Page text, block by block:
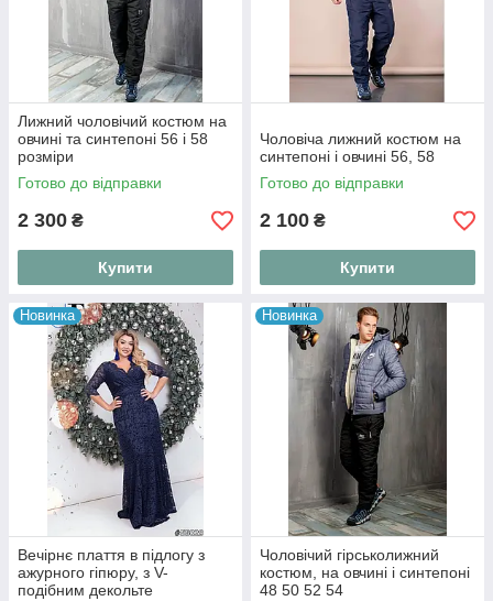
Лижний чоловічий костюм на
овчині та синтепоні 56 і 58
розміри
Готово до відправки
2 300 ₴
Купити
Чоловіча лижний костюм на
синтепоні і овчині 56, 58
Готово до відправки
2 100 ₴
Купити
Новинка
Вечірнє плаття в підлогу з
ажурного гіпюру, з V-
подібним декольте
Новинка
Чоловічий гірськолижний
костюм, на овчині і синтепоні
48 50 52 54